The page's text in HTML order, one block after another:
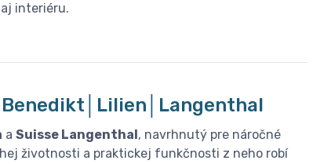
interiéru.
Benedikt│Lilien│Langenthal
a Suisse Langenthal , navrhnutý pre náročné
životnosti a praktickej funkčnosti z neho robí